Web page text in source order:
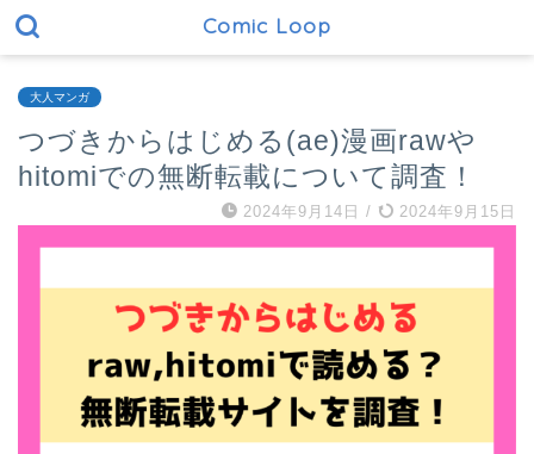
Comic Loop
大人マンガ
つづきからはじめる(ae)漫画rawや
hitomiでの無断転載について調査！
2024年9月14日 / 2024年9月15日